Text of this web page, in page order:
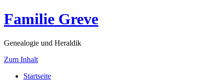
Familie Greve
Genealogie und Heraldik
Zum Inhalt
Startseite